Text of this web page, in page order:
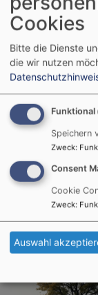
Cookies
Bitte die Dienste
die wir nutzen
Funktional
Speichern
Zweck:
Consent
Cookie
Zweck:
Auswahl